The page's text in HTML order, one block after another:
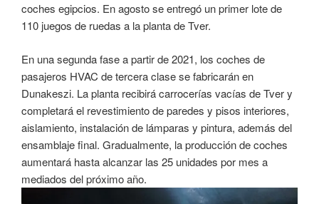
coches egipcios. En agosto se entregó un primer lote de
110 juegos de ruedas a la planta de Tver.
En una segunda fase a partir de 2021, los coches de
pasajeros HVAC de tercera clase se fabricarán en
Dunakeszi. La planta recibirá carrocerías vacías de Tver y
completará el revestimiento de paredes y pisos interiores,
aislamiento, instalación de lámparas y pintura, además del
ensamblaje final. Gradualmente, la producción de coches
aumentará hasta alcanzar las 25 unidades por mes a
mediados del próximo año.